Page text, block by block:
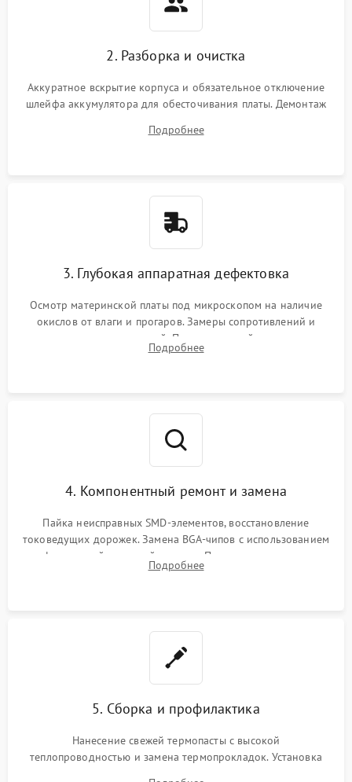
2. Разборка и очистка
Аккуратное вскрытие корпуса и обязательное отключение
шлейфа аккумулятора для обесточивания платы. Демонтаж
высохшей термопасты с кристаллов чипов.
Подробнее
3. Глубокая аппаратная дефектовка
Осмотр материнской платы под микроскопом на наличие
окислов от влаги и прогаров. Замеры сопротивлений и
дежурных напряжений. Проверка цепей питания,
мультиконтроллера, процессора и видеочипа.
Подробнее
4. Компонентный ремонт и замена
Пайка неисправных SMD-элементов, восстановление
токоведущих дорожек. Замена BGA-чипов с использованием
инфракрасной паяльной станции. Прошивка микросхемы
BIOS или замена поврежденных портов USB
Подробнее
5. Сборка и профилактика
Нанесение свежей термопасты с высокой
теплопроводностью и замена термопрокладок. Установка